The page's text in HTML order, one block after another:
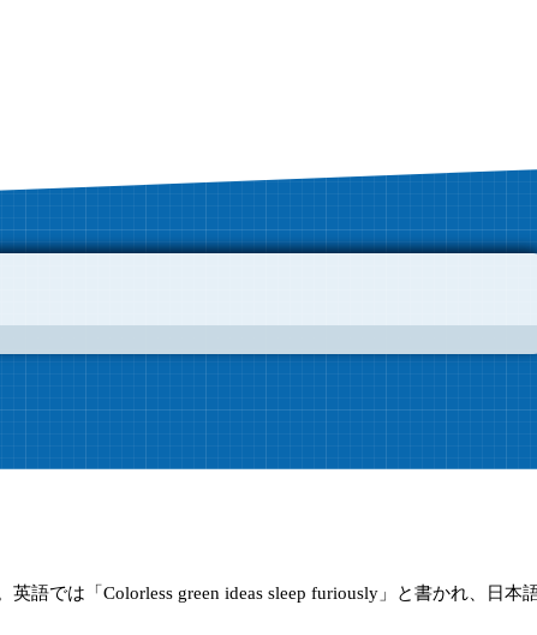
英語では「Colorless green ideas sleep furiously」と書かれ、日本